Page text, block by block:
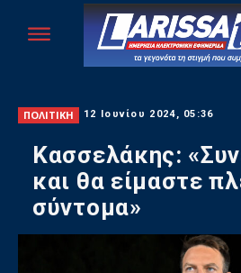
ΠΟΛΙΤΙΚΗ 12 Ιουνίου 2024, 05:36
Κασσελάκης:
και θα είμαστε
σύντομα»